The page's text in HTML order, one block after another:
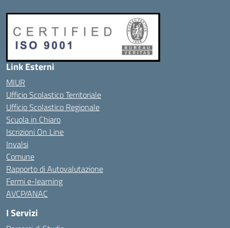
Link Esterni
MIUR
Ufficio Scolastico Territoriale
Ufficio Scolastico Regionale
Scuola in Chiaro
Iscrizioni On Line
Invalsi
Comune
Rapporto di Autovalutazione
Fermi e-learning
AVCP/ANAC
I Servizi